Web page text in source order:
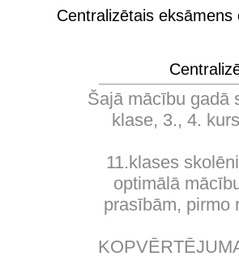
Centralizētais
Šajā mācību gadā
klase, 3., 4.
11.klases
optimālā
prasībām, pirmo